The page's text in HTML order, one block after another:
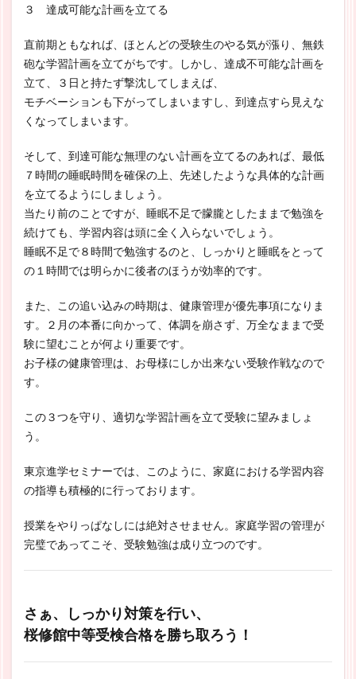
３ 達成可能な計画を立てる
直前期ともなれば、ほとんどの受験生のやる気が漲り、無鉄
砲な学習計画を立てがちです。しかし、達成不可能な計画を
立て、３日と持たず撃沈してしまえば、
モチベーションも下がってしまいますし、到達点すら見えな
くなってしまいます。
そして、到達可能な無理のない計画を立てるのあれば、最低
７時間の睡眠時間を確保の上、先述したような具体的な計画
を立てるようにしましょう。
当たり前のことですが、睡眠不足で朦朧としたままで勉強を
続けても、学習内容は頭に全く入らないでしょう。
睡眠不足で８時間で勉強するのと、しっかりと睡眠をとって
の１時間では明らかに後者のほうが効率的です。
また、この追い込みの時期は、健康管理が優先事項になりま
す。２月の本番に向かって、体調を崩さず、万全なままで受
験に望むことが何より重要です。
お子様の健康管理は、お母様にしか出来ない受験作戦なので
す。
この３つを守り、適切な学習計画を立て受験に望みましょ
う。
東京進学セミナーでは、このように、家庭における学習内容
の指導も積極的に行っております。
授業をやりっぱなしには絶対させません。家庭学習の管理が
完璧であってこそ、受験勉強は成り立つのです。
さぁ、しっかり対策を行い、
桜修館中等受検合格を勝ち取ろう！